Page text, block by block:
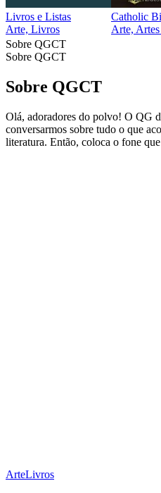
Livros e Listas
Arte, Livros
Catholic
Arte,
Sobre QGCT
Sobre QGCT
Sobre QGCT
Olá, adoradores do polvo! O QG
conversarmos sobre tudo o que
literatura. Então, coloca o fone
ArteLivros